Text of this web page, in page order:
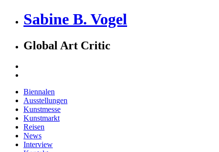
Sabine B. Vogel
Global Art Critic
Biennalen
Ausstellungen
Kunstmesse
Kunstmarkt
Reisen
News
Interview